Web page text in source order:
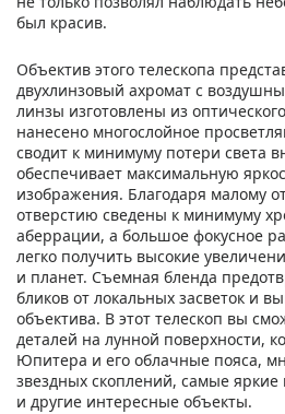
был красив.
Объектив этого телескопа
двухлинзовый ахромат с
линзы изготовлены из
нанесено многослойное
сводит к минимуму потери света
обеспечивает максимальную
изображения. Благодаря малому
отверстию сведены к минимуму
аберрации, а большое фокусное
легко получить высокие
и планет. Съемная бленда
бликов от локальных засветок и
объектива. В этот телескоп вы
деталей на лунной поверхности,
Юпитера и его облачные пояса,
звездных скоплений, самые яркие
и другие интересные объекты.